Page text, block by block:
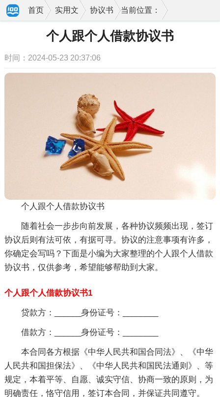
当前位置：
首页 实用文 协议书
个人跟个人借款协议书
时间：2024-05-23 20:37:06
个人跟个人借款协议书
随着社会一步步向前发展，各种协议频频出现，签订
协议后则有法可依，有据可寻。协议的注意事项有许多，
你确定会写吗？下面是小编为大家整理的个人跟个人借款
协议书，仅供参考，希望能够帮助到大家。
个人跟个人借款协议书1
贷款方：______身份证号：________
借款方：______身份证号：________
本合同各方根据《中华人民共和国合同法》、《中华
人民共和国担保法》、《中华人民共和国民法通则》、等
规定，本着平等、自愿、诚实守信、协商一致的原则，为
明确责任，恪守信用，签订本合同，并保证共同遵守。